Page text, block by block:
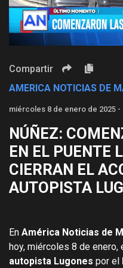
Compartir
AMERICA NOTICIAS DE
miércoles 8 de enero de 2025 -
NÚÑEZ:
EN EL PUENTE
CIERRAN EL
AUTOPISTA
En América Noticias de
hoy, miércoles 8 de
autopista Lugones por el